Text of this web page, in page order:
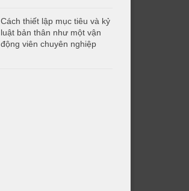
Cách thiết lập mục tiêu và kỷ
luật bản thân như một vận
động viên chuyên nghiệp